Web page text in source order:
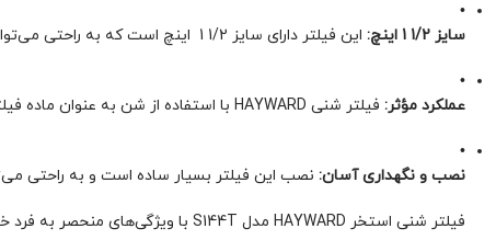
•
سایز 1/2 1 اینچ:
این فیلتر دارای سایز 1/2 1 اینچ است که به راحتی می‌تواند به سیستم تصفیه استخر شما متصل شود و عملکرد بهینه‌ای داشته باشد.
•
عملکرد مؤثر:فیلتر شنی HAYWARD با استفاده از شن به عنوان ماده فیلتر، عملکرد بسیار مؤثری در تصفیه آب دارد و می‌تواند ذرات ریز و آلودگی‌ها را به خوبی جذب کند.
•
نصب و نگهداری آسان:نصب این فیلتر بسیار ساده است و به راحتی
فیلتر شنی استخر HAYWARD مدل S144T با ویژگی‌های منحصر به فرد خود، گزینه‌ای عالی برای تصفیه آب استخر شماست. با استفاده از این فیلتر، می‌توانید از آبی تمیز و شفاف در استخر خود لذت ببرید!